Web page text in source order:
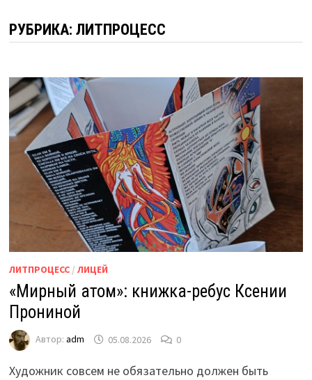
РУБРИКА: ЛИТПРОЦЕСС
ЛИТПРОЦЕСС/ ЛИЦЕЙ
«Мирный атом»: книжка-ребус Ксении
Прониной
Автор: adm 05.08.2026 0
Художник совсем не обязательно должен быть